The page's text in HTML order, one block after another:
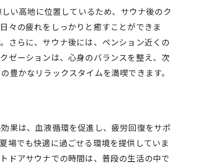
い高地に位置しているため、サウナ後のク
々の疲れをしっかりと癒すことができま
さらに、サウナ後には、ペンション近くの
ゼーションは、心身のバランスを整え、次
かなリラックスタイムを満喫できます。
果は、血液循環を促進し、疲労回復をサポ
場でも快適に過ごせる環境を提供していま
ドアサウナでの時間は、普段の生活の中で